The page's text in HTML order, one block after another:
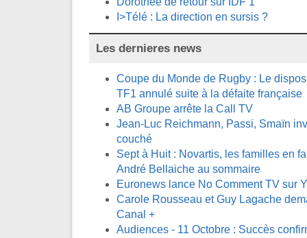
I>Télé : La direction en sursis ?
Les dernieres news
Coupe du Monde de Rugby : Le
TF1 annulé suite à la défaite française
AB Groupe arrête la Call TV
Jean-Luc Reichmann, Passi, Smaïn
couché
Sept à Huit : Novartis, les familles en
André Bellaiche au sommaire
Euronews lance No Comment TV sur
Carole Rousseau et Guy Lagache
Canal +
Audiences - 11 Octobre : Succès